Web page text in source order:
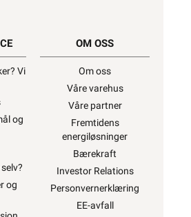
Vi
og
og
OM OSS
Om oss
Våre varehus
Våre partner
Fremtidens
energiløsninger
Bærekraft
Investor Relations
Personvernerklæring
EE-avfall